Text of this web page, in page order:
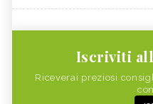
Iscriviti
Riceverai preziosi